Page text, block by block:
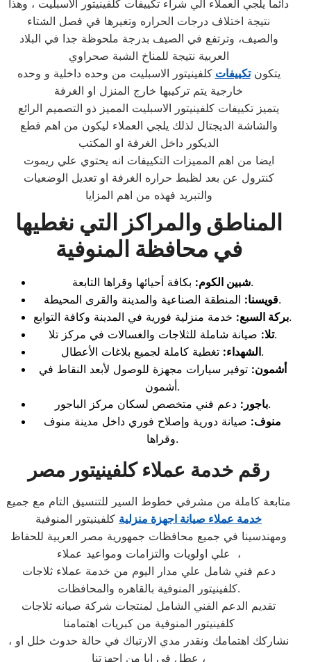
دائما يلجي العملاء الي شراء تكييفات كلفينيتور الاسبليت ، وهذا
نتيجة اختلاف درجات الحراره وتغيرها في فصل الشتاء
والصيف، وترتفع في الصيف بدرجة ملحوظة جدا في البلاد
العربية نتيجة للمناخ الشبة صحراوي
يتكونتكييفات كلفينيتور الاسبليت من وحده داخلية و وحده
خارجية يتم تركيبها خارج المنزل او الغرفة
يتميز تكييفات كلفينيتور الاسبليت المميز ذو التصميم الرائع
والشاشة الديجتال لذلك يلجي العملاء ليكون من اهم قطع
الديكور داخل الغرفة او المكتب
ايضا من اهم المميزات التكييفات انه يحتوي علي ريموت
كنترول عن بعد لظبط حراره الغرفة او تعديل الوضعيات
والتبريد فهذه من اهم المزايا
المناطق والمراكز التي نغطيها
في محافظة المنوفية
شبين الكوم:بكافة أحيائها وقراها التابعة.
قويسنا:المنطقة الصناعية والمدينة والقرى المحيطة.
بركة السبع:خدمة منزلية فورية في المدينة وكافة التوابع.
تلا:صيانة شاملة للثلاجات والغسالات في مركز تلا.
الشهداء:تغطية كاملة لجميع بلاغات الأعطال.
أشمون: توفير سيارات مجهزة للوصول لأبعد النقاط في
أشمون.
باجور:دعم فني متخصص لسكان مركز الباجور.
منوف: صيانة دورية وإصلاح فوري داخل مدينة منوف
وقراها.
رقم خدمة عملاء كلفينيتور مصر
متابعة كاملة من مشرفي خطوط السير للتنسيق التام مع جميع
خدمة عملاء صيانة اجهزة منزلية كلفينيتور المنوفية
ومهندسينا في جميع محافظات جمهورية مصر العربية للحفاظ
علي اولويات والتزامات ومواعيد عملاء ،
دعم فني شامل علي مدار اليوم من خدمة عملاء ثلاجات
كلفينيتور المنوفية بالقاهره والمحافظات.
تقديم الدعم الفني الشامل لمنتجات شركة صيانه ثلاجات
كلفينيتور المنوفية من كبريات اهتمامنا
، نشاركك اهتمامك ونقدر مدي الارتباك في حالة حدوث خلل او
عطل في ايا من اجهزتنا ،